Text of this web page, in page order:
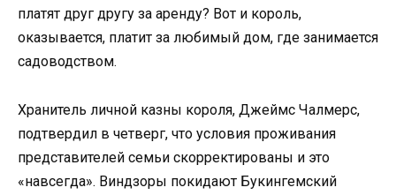
платят друг другу за аренду? Вот и король,
оказывается, платит за любимый дом, где занимается
садоводством.
Хранитель личной казны короля, Джеймс Чалмерс,
подтвердил в четверг, что условия проживания
представителей семьи скорректированы и это
«навсегда». Виндзоры покидают Букингемский